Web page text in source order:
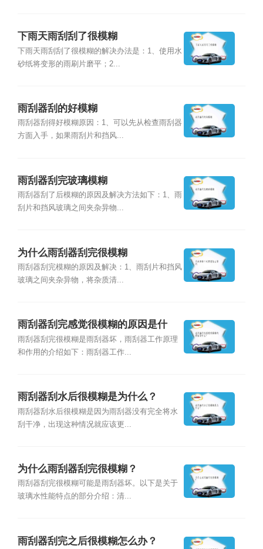
下雨天雨刮刮了很模糊
下雨天雨刮刮了很模糊的解决办法是：1、使用水
砂纸将变形的雨刷片磨平；2...
雨刮器刮的好模糊
雨刮器刮得好模糊原因：1、可以先从检查雨刮器
方面入手，如果雨刮片和挡风...
雨刮器刮完玻璃模糊
雨刮器刮了后模糊的原因及解决方法如下：1、雨
刮片和挡风玻璃之间夹杂异物...
为什么雨刮器刮完很模糊
雨刮器刮完模糊的原因及解决：1、雨刮片和挡风
玻璃之间夹杂异物，将杂质清...
雨刮器刮完感觉很模糊的原因是什
么？
雨刮器刮完很模糊是雨刮器坏，雨刮器工作原理
和作用的介绍如下：雨刮器工作...
雨刮器刮水后很模糊是为什么？
雨刮器刮水后很模糊是因为雨刮器没有完全将水
刮干净，出现这种情况就应该更...
为什么雨刮器刮完很模糊？
雨刮器刮完很模糊可能是雨刮器坏。以下是关于
玻璃水性能特点的部分介绍：清...
雨刮器刮完之后很模糊怎么办？